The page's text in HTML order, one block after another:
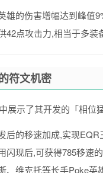
雄的伤害增幅达到峰值
42点攻击力,相当于多装
符文机密
展示了其开发的「相位
后的移速加成,实现EQR
闪现后,可获得785移速
、维克托等长手Poke英